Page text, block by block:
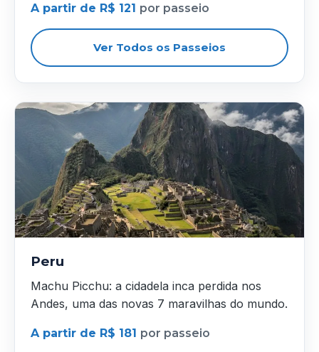
A partir de R$ 121 por passeio
Ver Todos os Passeios
Peru
Machu Picchu: a cidadela inca perdida nos
Andes, uma das novas 7 maravilhas do mundo.
A partir de R$ 181 por passeio